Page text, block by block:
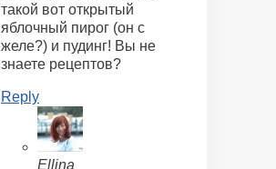
такой вот открытый
яблочный пирог (он с
желе?) и пудинг! Вы не
знаете рецептов?
Reply
Ellina